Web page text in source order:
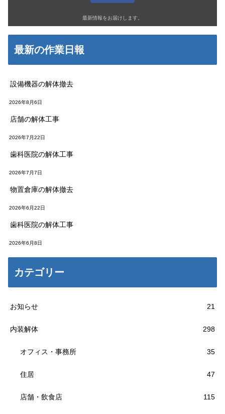
最新情報をお届けします。
最新の作業日報
設備機器の解体撤去
2026年8月6日
店舗の解体工事
2026年7月22日
歯科医院の解体工事
2026年7月7日
物置倉庫の解体撤去
2026年6月22日
歯科医院の解体工事
2026年6月8日
カテゴリー
お知らせ 21
内装解体 298
オフィス・事務所 35
住居 47
店舗・飲食店 115